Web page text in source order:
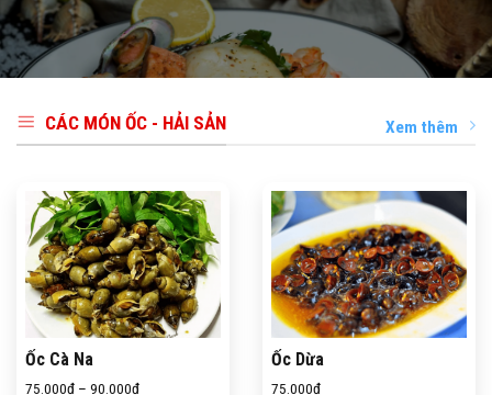
CÁC MÓN ỐC - HẢI SẢN Xem thêm
Ốc Cà Na
75.000₫ – 90.000₫
Ốc Dừa
75.000₫